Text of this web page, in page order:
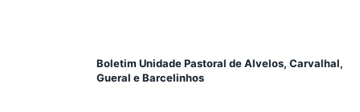
Boletim Unidade Pastoral de Alvelos, Carvalhal,
Gueral e Barcelinhos